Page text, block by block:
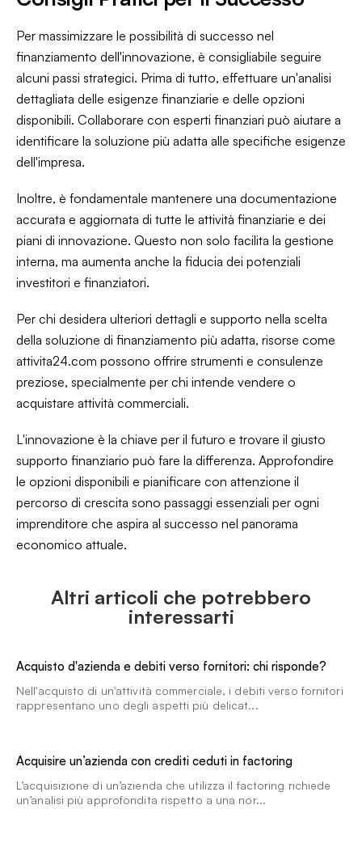
Per massimizzare le possibilità di successo nel
finanziamento dell'innovazione, è consigliabile seguire
alcuni passi strategici. Prima di tutto, effettuare un'analisi
dettagliata delle esigenze finanziarie e delle opzioni
disponibili. Collaborare con esperti finanziari può aiutare a
identificare la soluzione più adatta alle specifiche esigenze
dell'impresa.
Inoltre, è fondamentale mantenere una documentazione
accurata e aggiornata di tutte le attività finanziarie e dei
piani di innovazione. Questo non solo facilita la gestione
interna, ma aumenta anche la fiducia dei potenziali
investitori e finanziatori.
Per chi desidera ulteriori dettagli e supporto nella scelta
della soluzione di finanziamento più adatta, risorse come
attivita24.com possono offrire strumenti e consulenze
preziose, specialmente per chi intende vendere o
acquistare attività commerciali.
L'innovazione è la chiave per il futuro e trovare il giusto
supporto finanziario può fare la differenza. Approfondire
le opzioni disponibili e pianificare con attenzione il
percorso di crescita sono passaggi essenziali per ogni
imprenditore che aspira al successo nel panorama
economico attuale.
Altri articoli che potrebbero
interessarti
Acquisto d'azienda e debiti verso fornitori: chi risponde?
Nell'acquisto di un'attività commerciale, i debiti verso fornitori
rappresentano uno degli aspetti più delicat...
Acquisire un’azienda con crediti ceduti in factoring
L’acquisizione di un’azienda che utilizza il factoring richiede
un’analisi più approfondita rispetto a una nor...